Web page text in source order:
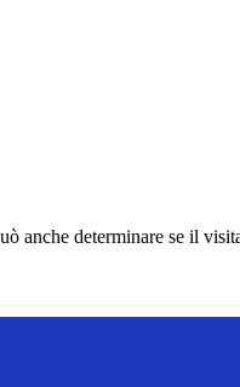
anche determinare se il